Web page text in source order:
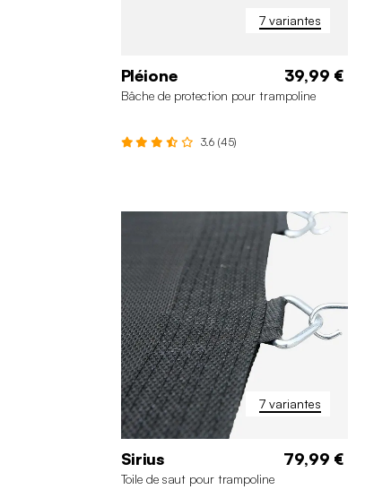
490 cm 245 cm
305 cm
+3
7 variantes
Pléione 39,99 €
Bâche de protection pour trampoline
3.6 (45)
7 variantes
Sirius 79,99 €
Toile de saut pour trampoline